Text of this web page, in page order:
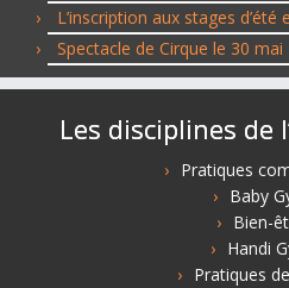
L’inscription aux stages d’été
Spectacle de Cirque le 30 mai
Les disciplines de
Pratiques
Baby
Bien-
Handi
Pratiques